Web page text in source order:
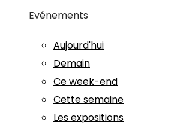
Evénements
Aujourd'hui
Demain
Ce week-end
Cette semaine
Les expositions